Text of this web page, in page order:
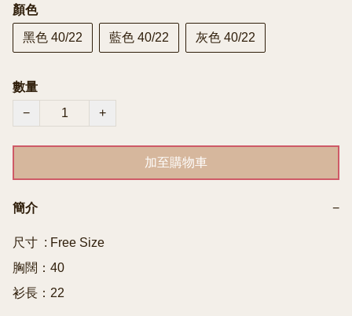
顏色
黑色 40/22 藍色 40/22 灰色 40/22
數量
−
+
加至購物車
簡介 −
尺寸  : Free Size
胸闊：40
衫長：22